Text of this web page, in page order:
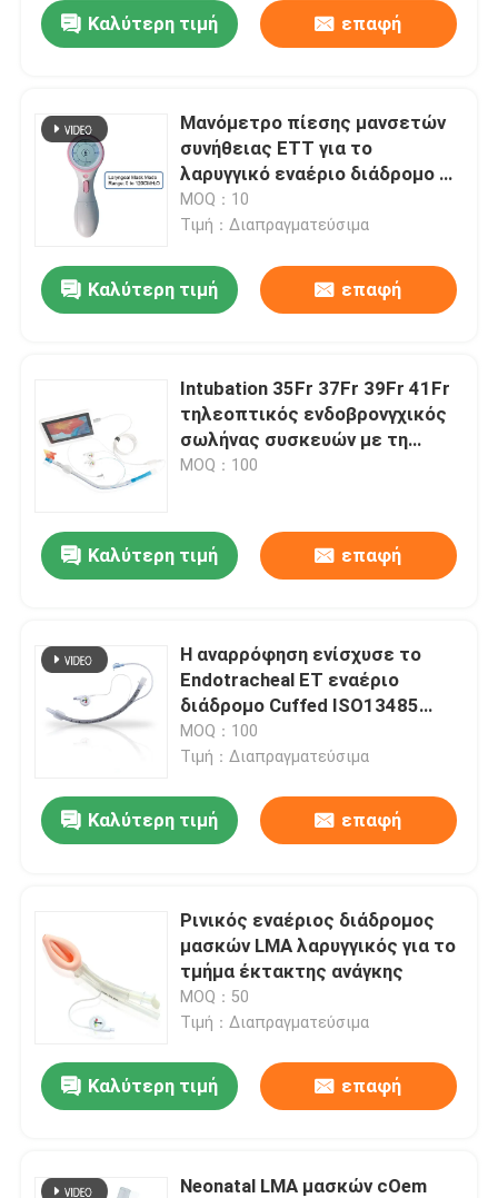
Καλύτερη τιμή επαφή
Μανόμετρο πίεσης μανσετών
συνήθειας ETT για το
λαρυγγικό εναέριο διάδρομο 0-
120cmH2O μασκών
MOQ：10
Τιμή：Διαπραγματεύσιμα
Καλύτερη τιμή επαφή
Intubation 35Fr 37Fr 39Fr 41Fr
τηλεοπτικός ενδοβρονγχικός
σωλήνας συσκευών με τη
κάμερα
MOQ：100
Καλύτερη τιμή επαφή
Η αναρρόφηση ενίσχυσε το
Endotracheal ET εναέριο
διάδρομο Cuffed ISO13485
σωλήνων πιστοποιημένο
MOQ：100
Τιμή：Διαπραγματεύσιμα
Καλύτερη τιμή επαφή
Ρινικός εναέριος διάδρομος
μασκών LMA λαρυγγικός για το
τμήμα έκτακτης ανάγκης
MOQ：50
Τιμή：Διαπραγματεύσιμα
Καλύτερη τιμή επαφή
Neonatal LMA μασκών cOem